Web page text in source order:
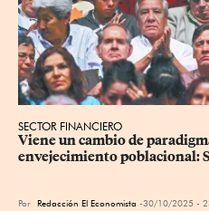
SECTOR FINANCIERO
Viene un cambio de
envejecimiento poblacional:
Por Redacción El Economista 30/10/2025 -